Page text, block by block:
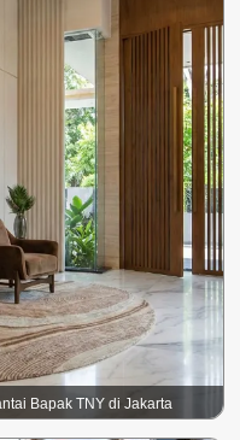
Bapak TNY di Jakarta